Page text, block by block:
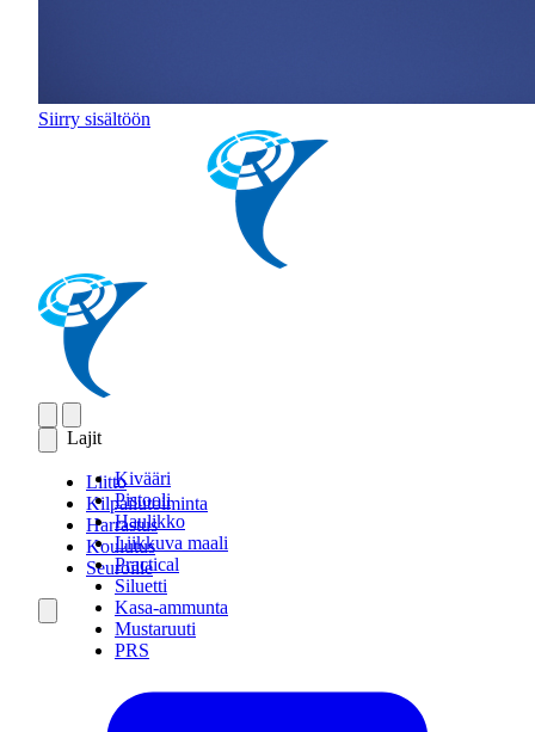
Siirry sisältöön
Lajit
Kivääri
Pistooli
Haulikko
Liikkuva maali
Practical
Siluetti
Kasa-ammunta
Mustaruuti
PRS
Liitto
Kilpailutoiminta
Harrastus
Koulutus
Seuroille